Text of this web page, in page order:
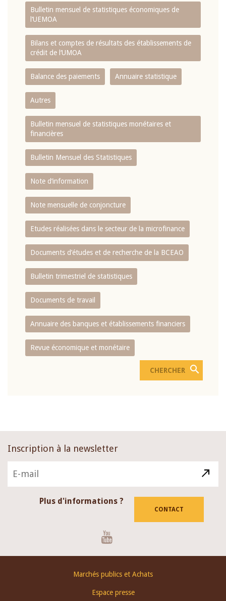
Bulletin mensuel de statistiques économiques de
l‘UEMOA
Bilans et comptes de résultats des établissements de
crédit de l‘UMOA
Balance des paiements Annuaire statistique
Autres
Bulletin mensuel de statistiques monétaires et
financières
Bulletin Mensuel des Statistiques
Note d’information
Note mensuelle de conjoncture
Etudes réalisées dans le secteur de la microfinance
Documents d’études et de recherche de la BCEAO
Bulletin trimestriel de statistiques
Documents de travail
Annuaire des banques et établissements financiers
Revue économique et monétaire
Inscription à la newsletter
Plus d'informations ?
CONTACT
Marchés publics et Achats
Espace presse